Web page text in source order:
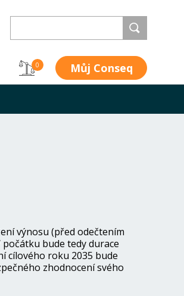
0 Můj Conseq
výnosu (před odečtením
bude tedy durace
cílového roku 2035 bude
zhodnocení svého